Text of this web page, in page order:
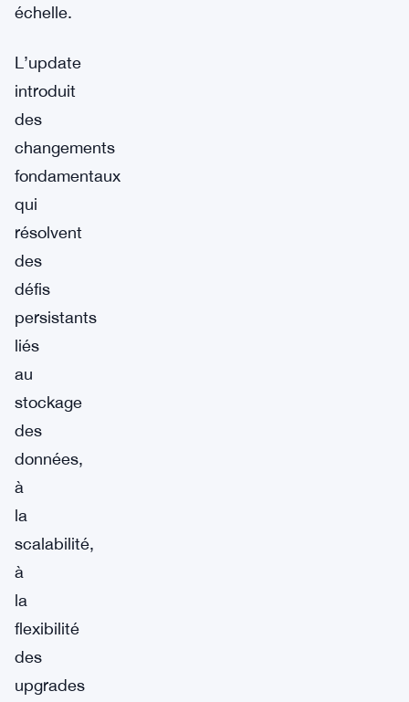
échelle.
L’update
introduit
des
changements
fondamentaux
qui
résolvent
des
défis
persistants
liés
au
stockage
des
données,
à
la
scalabilité,
à
la
flexibilité
des
upgrades